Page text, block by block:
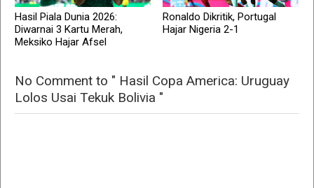
Hasil Piala Dunia 2026:
Diwarnai 3 Kartu Merah,
Meksiko Hajar Afsel
Ronaldo Dikritik, Portugal
Hajar Nigeria 2-1
No Comment to " Hasil Copa America: Uruguay
Lolos Usai Tekuk Bolivia "